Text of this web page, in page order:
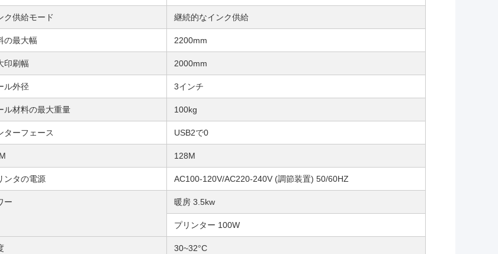
ク供給モード 継続的なインク供給
の最大幅 2200mm
印刷幅 2000mm
ル外径 3インチ
ル材料の最大重量 100kg
ターフェース USB2で0
128M
ンタの電源 AC100-120V/AC220-240V (調節装置) 50/60HZ
ー 暖房 3.5kw
プリンター 100W
30~32°C